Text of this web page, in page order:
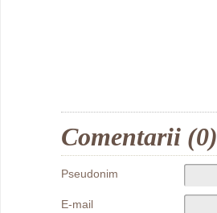
Comentarii (0)
Pseudonim
E-mail